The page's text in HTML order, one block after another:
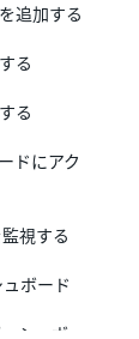
追加する
る
る
ドにアク
視する
ボード
シュボー